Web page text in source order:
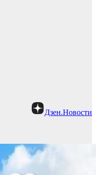
Дзен.Новости